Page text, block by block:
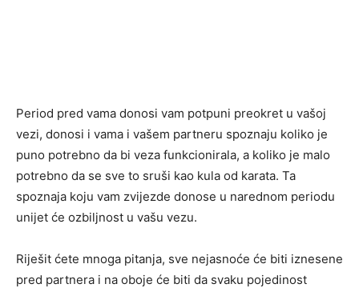
Period pred vama donosi vam potpuni preokret u vašoj
vezi, donosi i vama i vašem partneru spoznaju koliko je
puno potrebno da bi veza funkcionirala, a koliko je malo
potrebno da se sve to sruši kao kula od karata. Ta
spoznaja koju vam zvijezde donose u narednom periodu
unijet će ozbiljnost u vašu vezu.
Riješit ćete mnoga pitanja, sve nejasnoće će biti iznesene
pred partnera i na oboje će biti da svaku pojedinost